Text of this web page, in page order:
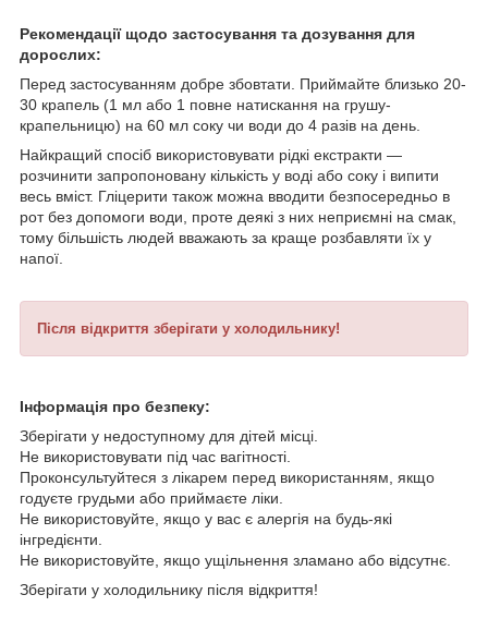
Рекомендації щодо застосування та дозування для
дорослих:
Перед застосуванням добре збовтати. Приймайте близько 20-
30 крапель (1 мл або 1 повне натискання на грушу-
крапельницю) на 60 мл соку чи води до 4 разів на день.
Найкращий спосіб використовувати рідкі екстракти —
розчинити запропоновану кількість у воді або соку і випити
весь вміст. Гліцерити також можна вводити безпосередньо в
рот без допомоги води, проте деякі з них неприємні на смак,
тому більшість людей вважають за краще розбавляти їх у
напої.
Після відкриття зберігати у холодильнику!
Інформація про безпеку:
Зберігати у недоступному для дітей місці.
Не використовувати під час вагітності.
Проконсультуйтеся з лікарем перед використанням, якщо
годуєте грудьми або приймаєте ліки.
Не використовуйте, якщо у вас є алергія на будь-які
інгредієнти.
Не використовуйте, якщо ущільнення зламано або відсутнє.
Зберігати у холодильнику після відкриття!